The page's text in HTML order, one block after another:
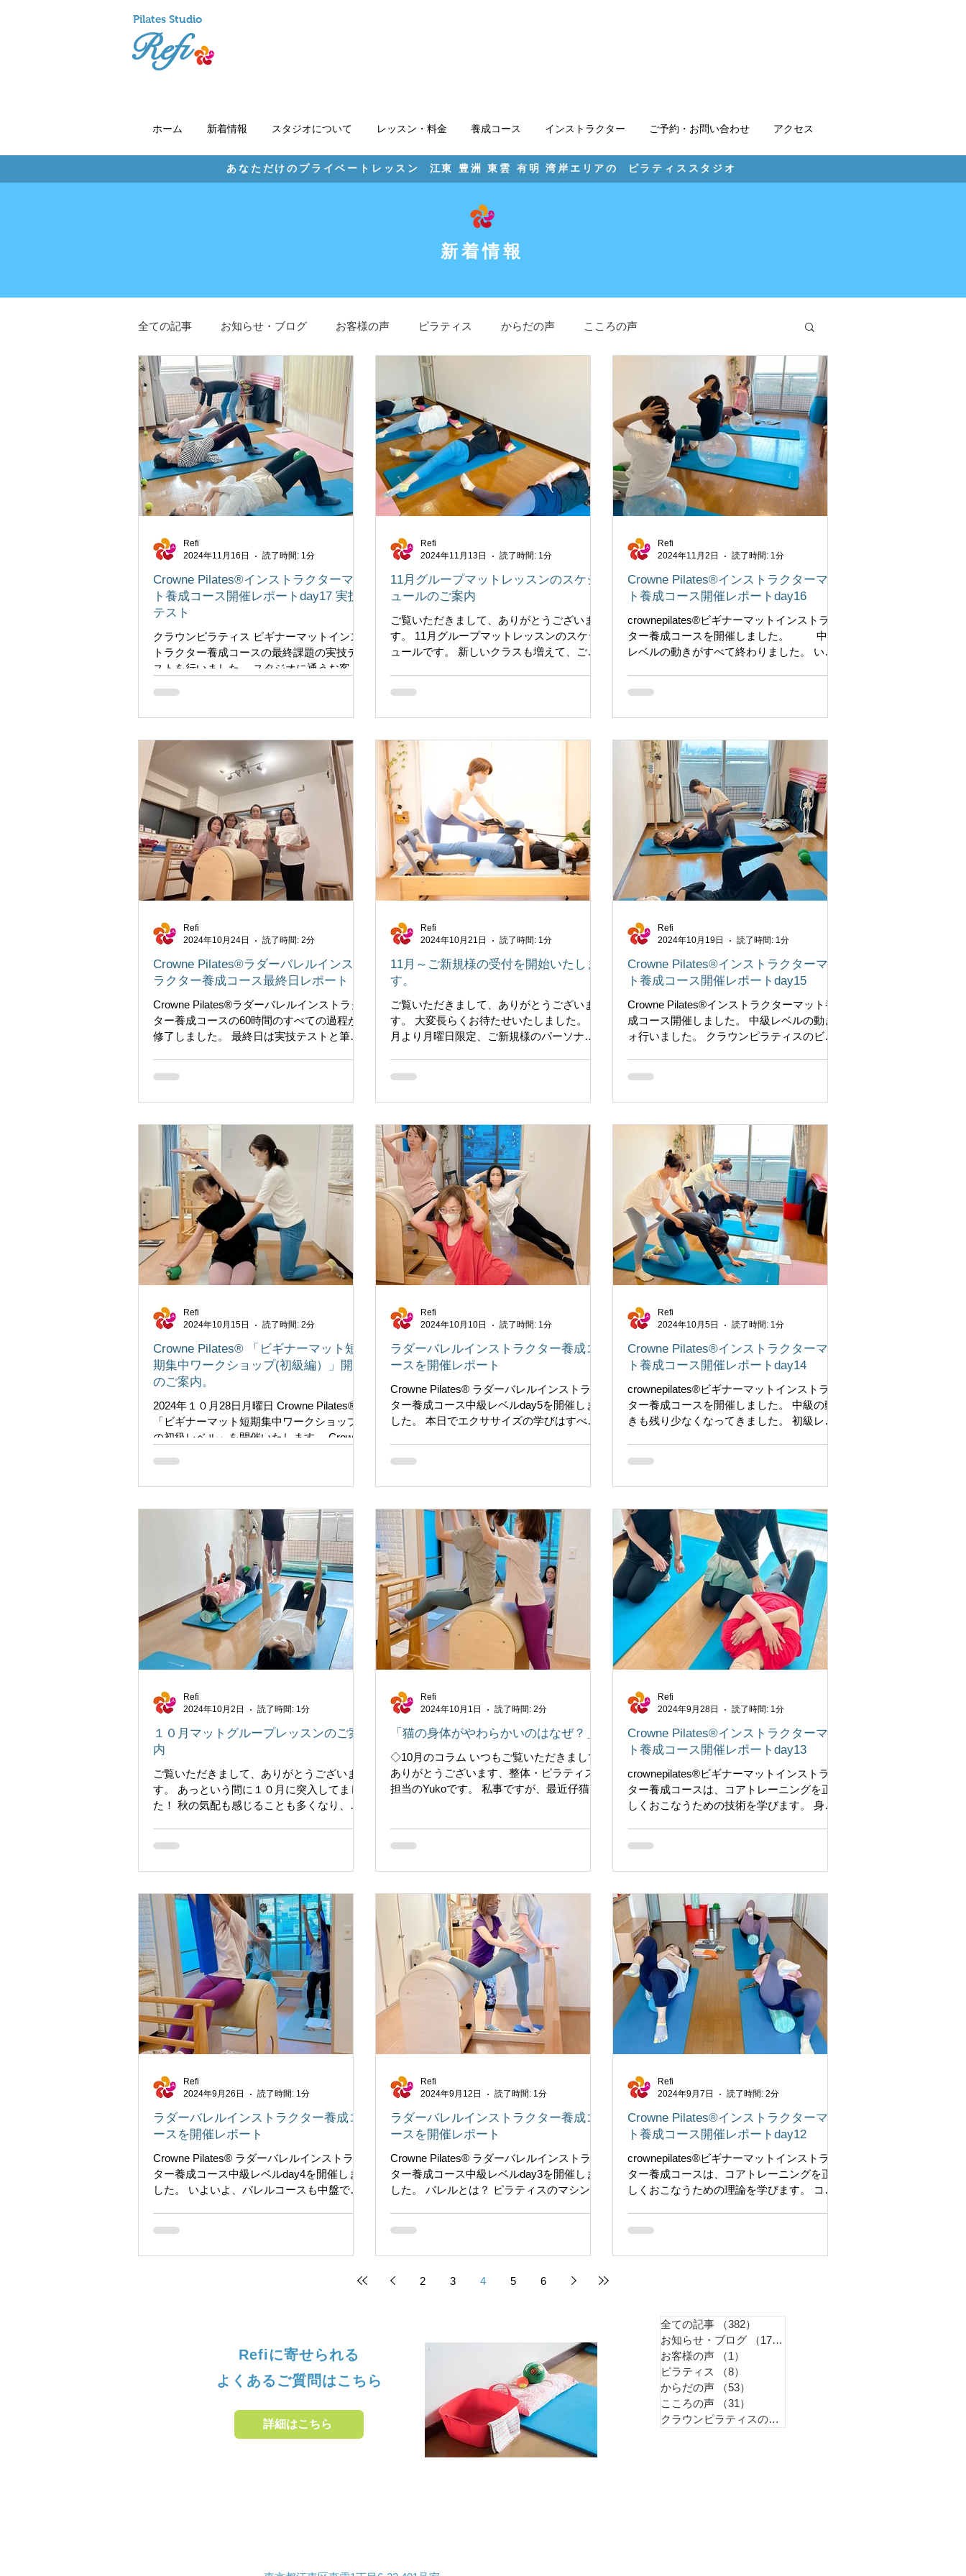
Pilates Studio
Refi
ホーム 新着情報 スタジオについて レッスン・料金 養成コース インストラクター ご予約・お問い合わせ アクセス
あなただけのプライベートレッスン 江東 豊洲 東雲 有明 湾岸エリアの ピラティススタジオ
​新着情報​
全ての記事 お知らせ・ブログ お客様の声 ピラティス からだの声 こころの声
クラウンピラティスのこと
Crowne Pilates®インストラクターマッ
ト養成コース開催レポートday17 実技
テスト
クラウンピラティス ビギナーマットインス
トラクター養成コースの最終課題の実技テ
ストを行いました。 スタジオに通うお客様
して、コース生さん達の実技テストを行い
ました。 とても緊張したと思います。...
Refi
2024年11月16日
読了時間: 1分
11月グループマットレッスンのスケジ
ュールのご案内
ご覧いただきまして、ありがとうございま
す。 11月グループマットレッスンのスケジ
ュールです。 新しいクラスも増えて、ご予
15:00 ・前日 満員 水曜日19:15...
Refi
2024年11月13日
読了時間: 1分
Crowne Pilates®インストラクターマッ
ト養成コース開催レポートday16
crownepilates®︎ビギナーマットインストラク
ター養成コースを開催しました。 中級
レベルの動きがすべて終わりました。 いよ
さい^ ^
Refi
2024年11月2日
読了時間: 1分
Crowne Pilates®︎ラダーバレルインスト
ラクター養成コース最終日レポート
Crowne Pilates®︎ラダーバレルインストラク
ター養成コースの60時間のすべての過程が
修了しました。 最終日は実技テストと筆記
危険などを、理解しながら指導できている
かをみていきます。...
Refi
2024年10月24日
読了時間: 2分
11月～ご新規様の受付を開始いたしま
す。
ご覧いただきまして、ありがとうございま
す。 大変長らくお待たせいたしました。 11
月より月曜日限定、ご新規様のパーソナル
ーYuko ※スケジュールはトップページのカ
レンダーをご参照くださ...
Refi
2024年10月21日
読了時間: 1分
Crowne Pilates®インストラクターマッ
ト養成コース開催レポートday15
Crowne Pilates®インストラクターマット養
成コース開催しました。 中級レベルの動き
ォ行いました。 クラウンピラティスのビギ
ダウンするために、背骨の可動性と柔軟性
など、どうしたらできるよ...
Refi
2024年10月19日
読了時間: 1分
Crowne Pilates® 「ビギナーマット短
期集中ワークショップ(初級編）」開催
のご案内。
2024年１０月28日月曜日 Crowne Pilates®
「ビギナーマット短期集中ワークショップ
の初級レベル」を開催いたします。 Crowne
ラティス指導歴33年以上の経験をもつアン
ドリュー・クラウン氏により、日本人の骨...
Refi
2024年10月15日
読了時間: 2分
ラダーバレルインストラクター養成コ
ースを開催レポート
Crowne Pilates®︎ ラダーバレルインストラク
ター養成コース中級レベルday5を開催しま
した。 本日でエクササイズの学びはすべて
ングの準備をしてきました。...
Refi
2024年10月10日
読了時間: 1分
Crowne Pilates®インストラクターマッ
ト養成コース開催レポートday14
crownepilates®︎ビギナーマットインストラク
ター養成コースを開催しました。 中級の動
きも残り少なくなってきました。 初級レベ
きを頭に入れていきます。...
Refi
2024年10月5日
読了時間: 1分
１０月マットグループレッスンのご案
内
ご覧いただきまして、ありがとうございま
す。 あっという間に１０月に突入してまし
た！ 秋の気配も感じることも多くなり、運
ールのご案内です。 当店のマットはピラテ
ィスの準備として、腰や首が辛くならない...
Refi
2024年10月2日
読了時間: 1分
「猫の身体がやわらかいのはなぜ？」
◇10月のコラム いつもご覧いただきまして
ありがとうございます、整体・ピラティス
担当のYukoです。 私事ですが、最近仔猫を
への昇り降りも自由自在で、...
Refi
2024年10月1日
読了時間: 2分
Crowne Pilates®インストラクターマッ
ト養成コース開催レポートday13
crownepilates®︎ビギナーマットインストラク
ター養成コースは、コアトレーニングを正
しくおこなうための技術を学びます。 身体
など 解剖学は難しそう！！と思われます
が、クラウンピラティスのビ...
Refi
2024年9月28日
読了時間: 1分
ラダーバレルインストラクター養成コ
ースを開催レポート
Crowne Pilates®︎ ラダーバレルインストラク
ター養成コース中級レベルday4を開催しま
した。 いよいよ、バレルコースも中盤で
びました。 腹筋には4種類あります。...
Refi
2024年9月26日
読了時間: 1分
ラダーバレルインストラクター養成コ
ースを開催レポート
Crowne Pilates®︎ ラダーバレルインストラク
ター養成コース中級レベルday3を開催しま
した。 バレルとは？ ピラティスのマシンの
ら、腹筋や背筋の自重トレーニングとして
大活躍です。...
Refi
2024年9月12日
読了時間: 1分
Crowne Pilates®インストラクターマッ
ト養成コース開催レポートday12
crownepilates®︎ビギナーマットインストラク
ター養成コースは、コアトレーニングを正
しくおこなうための理論を学びます。 コー
は？・・・、とシンプルなエクササイズで
身体の使い方を身につけるテク...
Refi
2024年9月7日
読了時間: 2分
2 3 4 5 6
Refiに寄せられる
よくあるご質問はこちら
詳細はこちら
全ての記事 （382）
お知らせ・ブログ
（179）
お客様の声
（1）
ピラティス
（8）
からだの声
（53）
こころの声
（31）
クラウンピラティスのこと